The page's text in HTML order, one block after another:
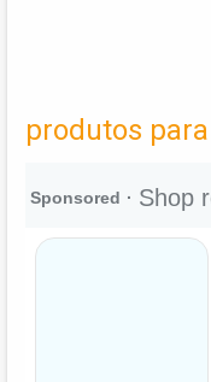
produtos